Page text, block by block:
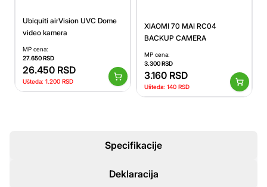
Ubiquiti airVision UVC Dome
video kamera
MP cena:
27.650RSD
26.450 RSD
Ušteda: 1.200 RSD
XIAOMI 70 MAI RC04
BACKUP CAMERA
MP cena:
3.300RSD
3.160 RSD
Ušteda: 140 RSD
Specifikacije
Deklaracija